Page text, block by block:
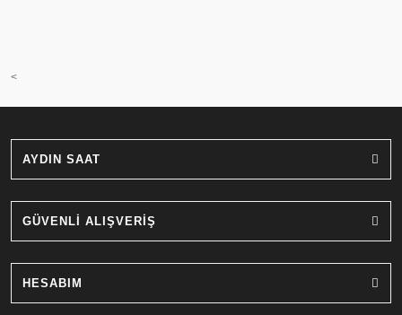
<
AYDIN SAAT
GÜVENLİ ALIŞVERİŞ
HESABIM